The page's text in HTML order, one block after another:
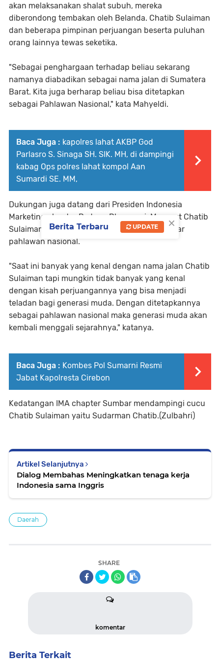
akan melaksanakan shalat subuh, mereka
diberondong tembakan oleh Belanda. Chatib Sulaiman
dan beberapa pimpinan perjuangan beserta puluhan
orang lainnya tewas seketika.
"Sebagai penghargaan terhadap beliau sekarang
namanya diabadikan sebagai nama jalan di Sumatera
Barat. Kita juga berharap beliau bisa ditetapkan
sebagai Pahlawan Nasional," kata Mahyeldi.
Baca Juga : kapolres lahat AKBP God
Parlasro S. Sinaga SH. SIK. MH, di dampingi
kabag Ops polres lahat kompol Aan
Sumardi SE. MM,
Dukungan juga datang dari Presiden Indonesia
Marketing chapter Padang Dharmawi. Menurut Chatib
Sulaiman sangat pantas untuk dianugrahi gelar
pahlawan nasional.
"Saat ini banyak yang kenal dengan nama jalan Chatib
Sulaiman tapi mungkin tidak banyak yang kenal
dengan kisah perjuangannya yang bisa menjadi
teladan bagi generasi muda. Dengan ditetapkannya
sebagai pahlawan nasional maka generasi muda akan
kembali menggali sejarahnya," katanya.
Baca Juga : Kombes Pol Sumarni Resmi
Jabat Kapolresta Cirebon
Kedatangan IMA chapter Sumbar mendampingi cucu
Chatib Sulaiman yaitu Sudarman Chatib.(Zulbahri)
Artikel Selanjutnya
Dialog Membahas Meningkatkan tenaga kerja
Indonesia sama Inggris
Daerah
SHARE
komentar
Berita Terkait
×
Berita Terbaru UPDATE